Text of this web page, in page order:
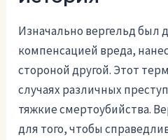
Изначально вергельд был
компенсацией вреда,
стороной другой. Этот
случаях различных
тяжкие смертоубийства.
для того, чтобы